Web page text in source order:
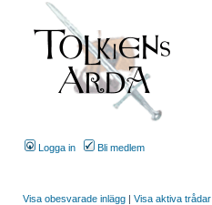
Logga in Bli medlem
Visa obesvarade inlägg | Visa aktiva trådar